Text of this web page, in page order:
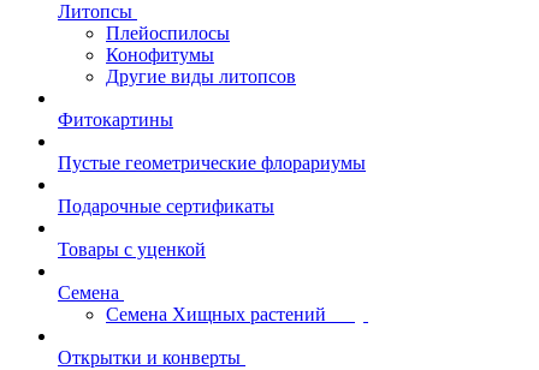
Литопсы
Плейоспилосы
Конофитумы
Другие виды литопсов
Фитокартины
Пустые геометрические флорариумы
Подарочные сертификаты
Товары с уценкой
Семена
Семена Хищных растений
Открытки и конверты